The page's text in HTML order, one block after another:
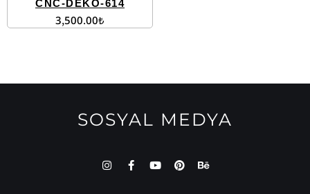
CNC-DEKO-614
3,500.00₺
SOSYAL MEDYA